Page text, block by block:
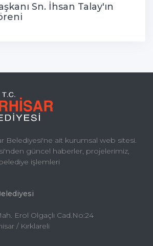
Sn. İhsan Talay'ın
Belediyesi'ne ait kurumsal web sitesi.
güncel haberler, projelerimiz,
işlemleri
Erol Olgaçlı Cad.No:24
/ Kırklareli